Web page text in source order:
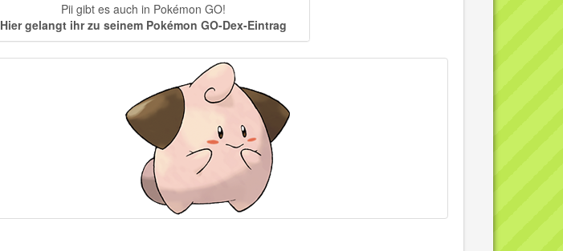
Pii gibt es auch in Pokémon GO!
Hier gelangt ihr zu seinem Pokémon GO-Dex-Eintrag